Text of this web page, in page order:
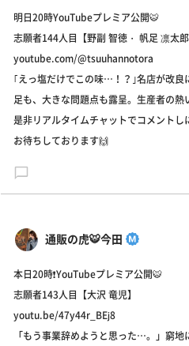
明日20時YouTubeプレミア公開🐯
志願者144人目【野副 智徳・ 帆足 凛太郎
youtube.com/@tsuuhannotora
｢えっ塩だけでこの味…！？｣名店が改
足も、大きな問題点も露呈。生産者の熱
是非リアルタイムチャットでコメントし
お待ちしております🙌
通販の虎🐯今田
本日20時❗️YouTubeプレミア公開🐯
志願者143人目【大沢 竜児】
youtu.be/47y44r_BEj8
「もう事業辞めようと思った…。」窮